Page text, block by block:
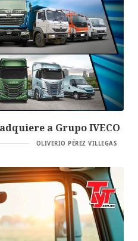
a Grupo IVECO
OLIVERIO PÉREZ VILLEGAS